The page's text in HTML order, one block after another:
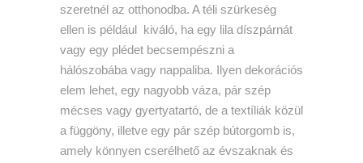
szeretnél az otthonodba. A téli szürkeség
ellen is például kiváló, ha egy lila díszpárnát
vagy egy plédet becsempészni a
hálószobába vagy nappaliba. Ilyen dekorációs
elem lehet, egy nagyobb váza, pár szép
mécses vagy gyertyatartó, de a textíliák közül
a függöny, illetve egy pár szép bútorgomb is,
amely könnyen cserélhető az évszaknak és